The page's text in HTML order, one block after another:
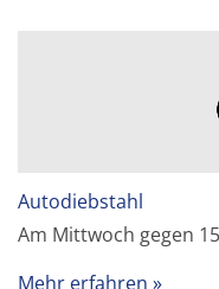
Autodiebstahl
Am Mittwoch gegen
Mehr erfahren